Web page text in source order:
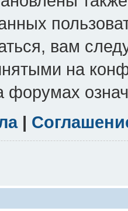
вам
на
форумах
|